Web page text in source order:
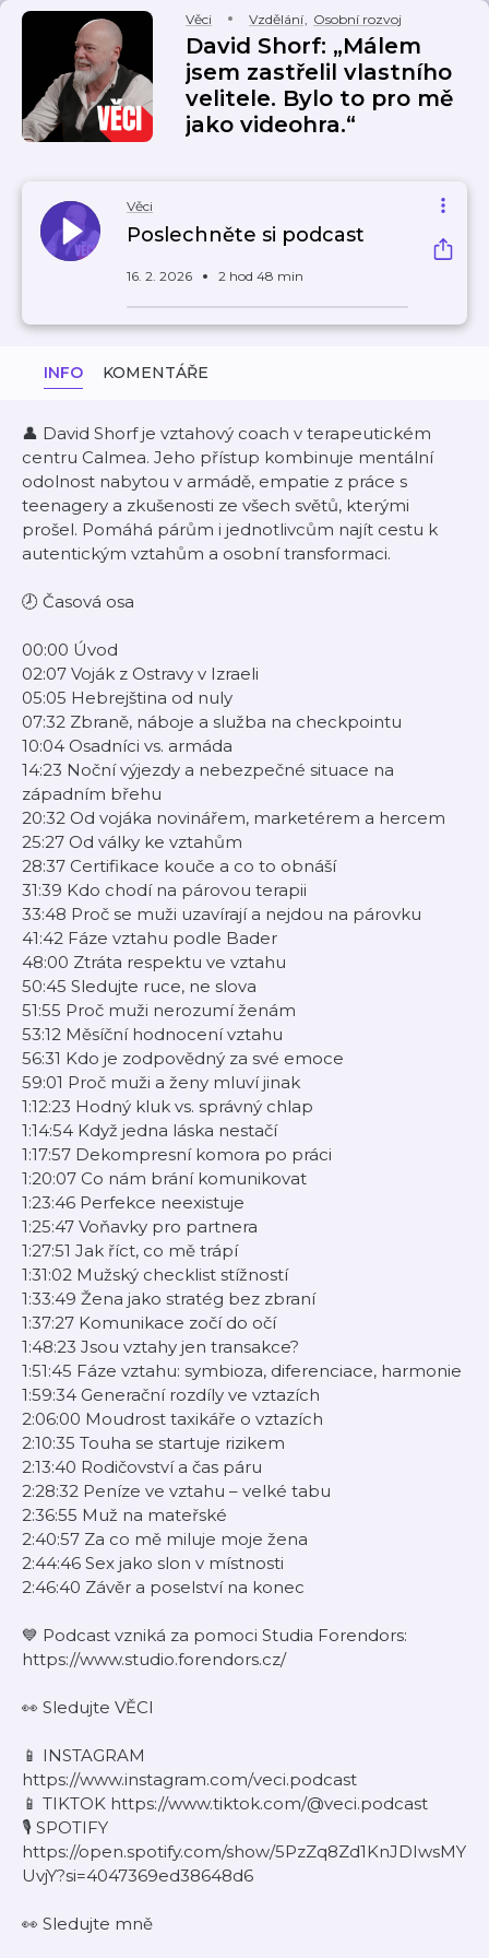
Věci Vzdělání, Osobní rozvoj
David Shorf: „Málem
jsem zastřelil vlastního
velitele. Bylo to pro mě
jako videohra.“
Věci
Poslechněte si podcast
16. 2. 2026 2 hod 48 min
INFO KOMENTÁŘE
👤 David Shorf je vztahový coach v terapeutickém
centru Calmea. Jeho přístup kombinuje mentální
odolnost nabytou v armádě, empatie z práce s
teenagery a zkušenosti ze všech světů, kterými
prošel. Pomáhá párům i jednotlivcům najít cestu k
autentickým vztahům a osobní transformaci.
🕗 Časová osa
00:00 Úvod
02:07 Voják z Ostravy v Izraeli
05:05 Hebrejština od nuly
07:32 Zbraně, náboje a služba na checkpointu
10:04 Osadníci vs. armáda
14:23 Noční výjezdy a nebezpečné situace na
západním břehu
20:32 Od vojáka novinářem, marketérem a hercem
25:27 Od války ke vztahům
28:37 Certifikace kouče a co to obnáší
31:39 Kdo chodí na párovou terapii
33:48 Proč se muži uzavírají a nejdou na párovku
41:42 Fáze vztahu podle Bader
48:00 Ztráta respektu ve vztahu
50:45 Sledujte ruce, ne slova
51:55 Proč muži nerozumí ženám
53:12 Měsíční hodnocení vztahu
56:31 Kdo je zodpovědný za své emoce
59:01 Proč muži a ženy mluví jinak
1:12:23 Hodný kluk vs. správný chlap
1:14:54 Když jedna láska nestačí
1:17:57 Dekompresní komora po práci
1:20:07 Co nám brání komunikovat
1:23:46 Perfekce neexistuje
1:25:47 Voňavky pro partnera
1:27:51 Jak říct, co mě trápí
1:31:02 Mužský checklist stížností
1:33:49 Žena jako stratég bez zbraní
1:37:27 Komunikace zočí do očí
1:48:23 Jsou vztahy jen transakce?
1:51:45 Fáze vztahu: symbioza, diferenciace, harmonie
1:59:34 Generační rozdíly ve vztazích
2:06:00 Moudrost taxikáře o vztazích
2:10:35 Touha se startuje rizikem
2:13:40 Rodičovství a čas páru
2:28:32 Peníze ve vztahu – velké tabu
2:36:55 Muž na mateřské
2:40:57 Za co mě miluje moje žena
2:44:46 Sex jako slon v místnosti
2:46:40 Závěr a poselství na konec
💙 Podcast vzniká za pomoci Studia Forendors:
https://www.studio.forendors.cz/
👀 Sledujte VĚCI
📱 INSTAGRAM
https://www.instagram.com/veci.podcast
📱 TIKTOK https://www.tiktok.com/@veci.podcast
🎙️ SPOTIFY
https://open.spotify.com/show/5PzZq8Zd1KnJDIwsMY
UvjY?si=4047369ed38648d6
👀 Sledujte mně